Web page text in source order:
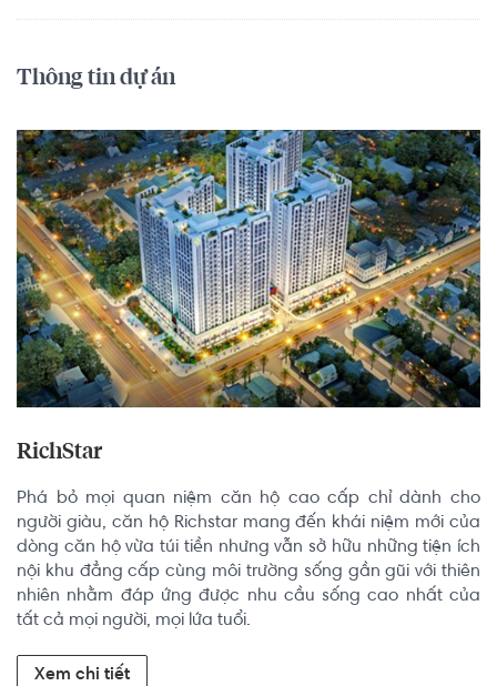
Thông tin dự án
RichStar
Phá bỏ mọi quan niệm căn hộ cao cấp chỉ dành cho
người giàu, căn hộ Richstar mang đến khái niệm mới của
dòng căn hộ vừa túi tiền nhưng vẫn sở hữu những tiện ích
nội khu đẳng cấp cùng môi trường sống gần gũi với thiên
nhiên nhằm đáp ứng được nhu cầu sống cao nhất của
tất cả mọi người, mọi lứa tuổi.
Xem chi tiết